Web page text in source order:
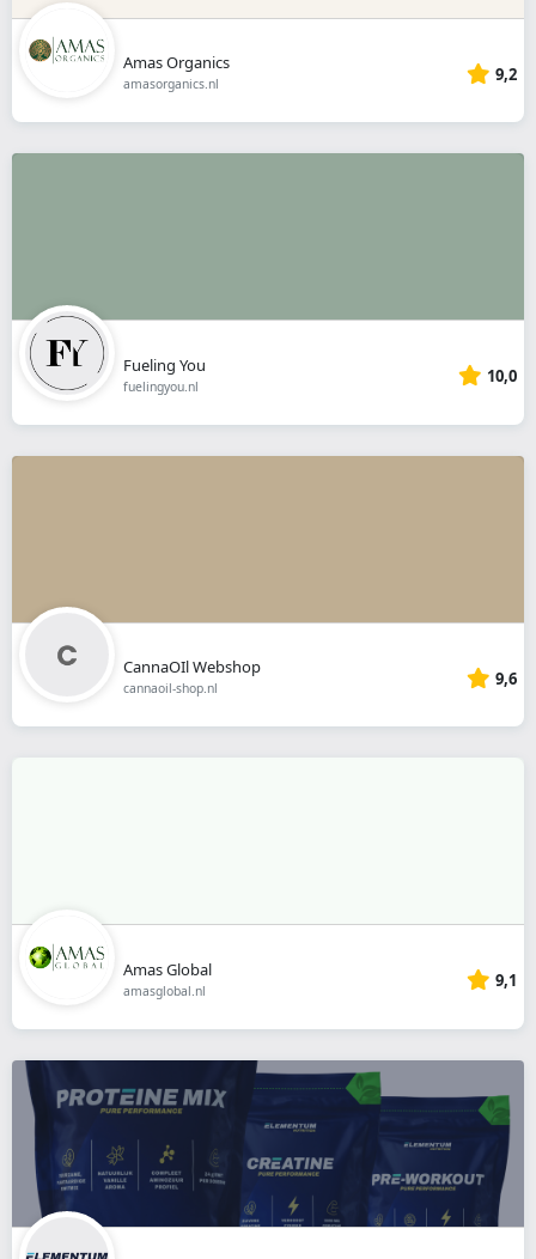
Amas Organics
amasorganics.nl 9,2
Fueling You
fuelingyou.nl 10,0
CannaOIl Webshop
cannaoil-shop.nl 9,6
Amas Global
amasglobal.nl 9,1